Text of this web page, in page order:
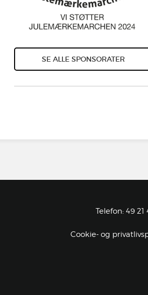
SE ALLE SPONSORATER
Telefon: 49 21
Cookie- og